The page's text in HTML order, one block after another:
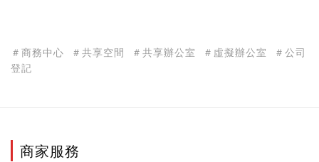
＃商務中心 ＃共享空間 ＃共享辦公室 ＃虛擬辦公室
＃公司
登記
商家服務